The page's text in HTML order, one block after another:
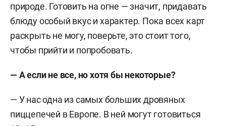
природе. Готовить на огне — значит, придавать
блюду особый вкус и характер. Пока всех карт
раскрыть не могу, поверьте, это стоит того,
чтобы прийти и попробовать.
— А если не все, но хотя бы некоторые?
— У нас одна из самых больших дровяных
пиццепечей в Европе. В ней могут готовиться